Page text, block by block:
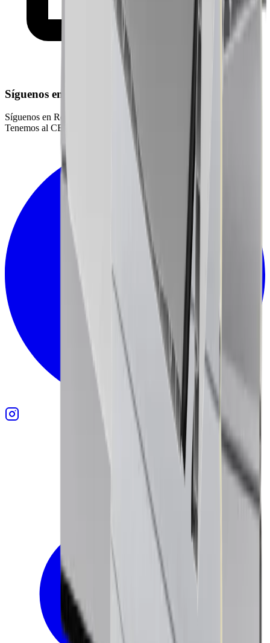
Síguenos en Redes Sociales
Síguenos en Redes Sociales, y disfruta de nuestro contenido.
Tenemos al CEO más H*** P*** del gremio.